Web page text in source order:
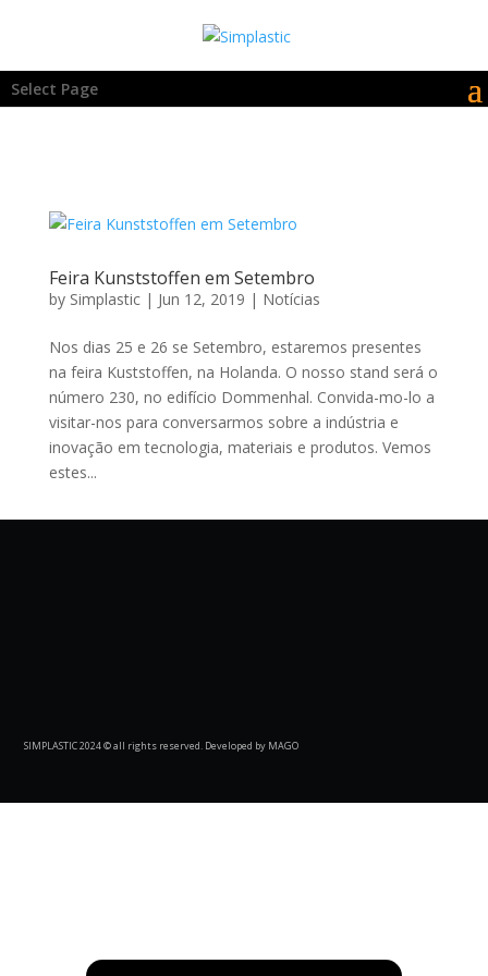
Select Page
Feira Kunststoffen em Setembro
by Simplastic| Jun 12, 2019 | Notícias
Nos dias 25 e 26 se Setembro, estaremos presentes
na feira Kuststoffen, na Holanda. O nosso stand será o
número 230, no edifício Dommenhal. Convida-mo-lo a
visitar-nos para conversarmos sobre a indústria e
inovação em tecnologia, materiais e produtos. Vemos
estes...
SIMPLASTIC 2024 © all rights reserved. Developed by MAGO